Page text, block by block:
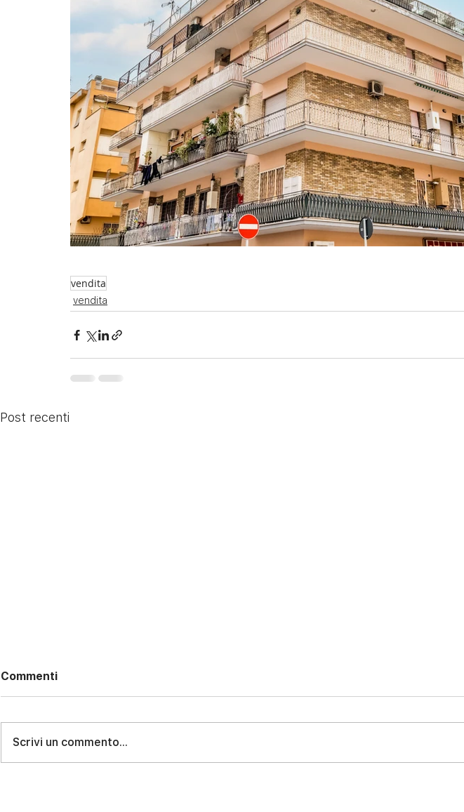
vendita
vendita
Post recenti
Commenti
Scrivi un commento...